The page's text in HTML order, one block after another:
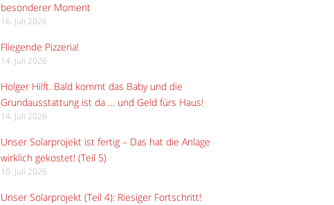
besonderer Moment
16. Juli 2026
Fliegende Pizzeria!
14. Juli 2026
Holger Hilft. Bald kommt das Baby und die
Grundausstattung ist da … und Geld fürs Haus!
14. Juli 2026
Unser Solarprojekt ist fertig – Das hat die Anlage
wirklich gekostet! (Teil 5)
10. Juli 2026
Unser Solarprojekt (Teil 4): Riesiger Fortschritt!